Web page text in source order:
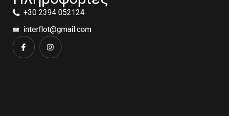
+30 2394 052124
interflot@gmail.com